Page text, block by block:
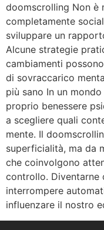
doomscrolling Non è
completamente
sviluppare un
Alcune strategie
cambiamenti
di sovraccarico
più sano In un
proprio benessere
a scegliere quali
mente. Il
superficialità, ma da
che coinvolgono
controllo. Diventarne
interrompere
influenzare il nostro